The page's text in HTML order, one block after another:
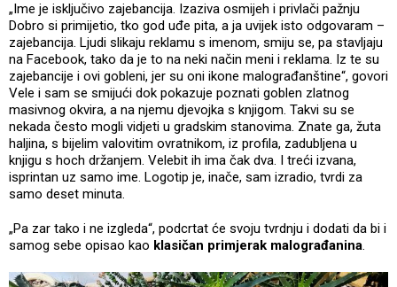
„Ime je isključivo zajebancija. Izaziva osmijeh i privlači pažnju
Dobro si primijetio, tko god uđe pita, a ja uvijek isto odgovaram –
zajebancija. Ljudi slikaju reklamu s imenom, smiju se, pa stavljaju
na Facebook, tako da je to na neki način meni i reklama. Iz te su
zajebancije i ovi gobleni, jer su oni ikone malograđanštine“, govori
Vele i sam se smijući dok pokazuje poznati goblen zlatnog
masivnog okvira, a na njemu djevojka s knjigom. Takvi su se
nekada često mogli vidjeti u gradskim stanovima. Znate ga, žuta
haljina, s bijelim valovitim ovratnikom, iz profila, zadubljena u
knjigu s hoch držanjem. Velebit ih ima čak dva. I treći izvana,
isprintan uz samo ime. Logotip je, inače, sam izradio, tvrdi za
samo deset minuta.
„Pa zar tako i ne izgleda“, podcrtat će svoju tvrdnju i dodati da bi i
samog sebe opisao kao klasičan primjerak malograđanina.